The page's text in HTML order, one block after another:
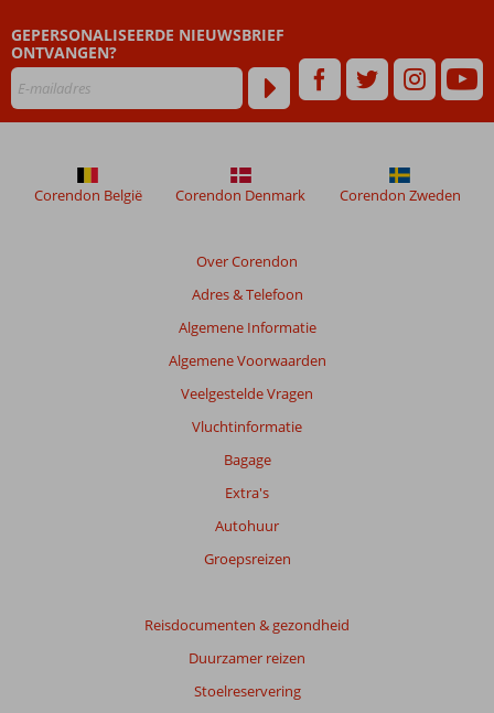
GEPERSONALISEERDE NIEUWSBRIEF
ONTVANGEN?
Over Corendon
Adres & Telefoon
Algemene Informatie
Algemene Voorwaarden
Veelgestelde Vragen
Vluchtinformatie
Bagage
Extra's
Autohuur
Groepsreizen
Reisdocumenten & gezondheid
Duurzamer reizen
Stoelreservering
Corendon België Corendon Denmark Corendon Zweden